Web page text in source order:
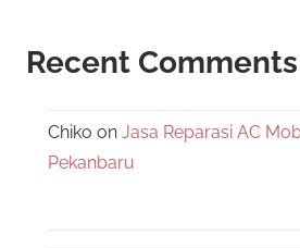
Recent Comments
Chiko on Jasa Reparasi AC
Pekanbaru